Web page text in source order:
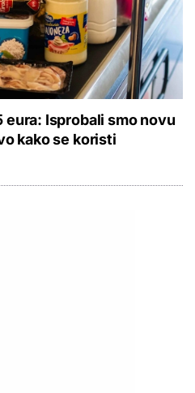
Isprobali smo novu
kako se koristi